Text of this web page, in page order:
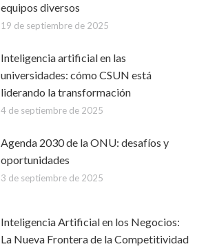
equipos diversos
19 de septiembre de 2025
Inteligencia artificial en las
universidades: cómo CSUN está
liderando la transformación
4 de septiembre de 2025
Agenda 2030 de la ONU: desafíos y
oportunidades
3 de septiembre de 2025
Inteligencia Artificial en los Negocios:
La Nueva Frontera de la Competitividad